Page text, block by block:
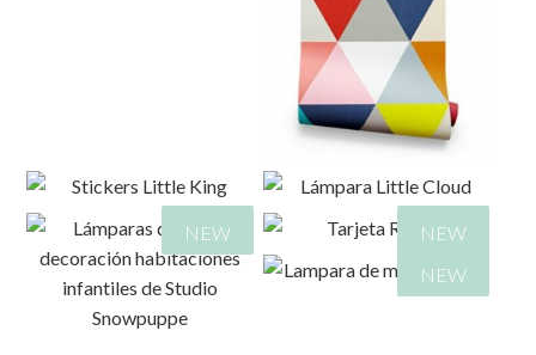
349,00 €
NEW NEW
NEW